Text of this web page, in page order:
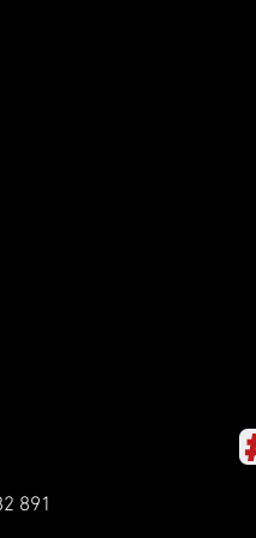
891